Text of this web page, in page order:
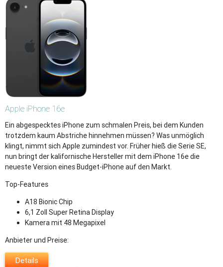
Apple iPhone 16e
Ein abgespecktes iPhone zum schmalen Preis, bei dem Kunden
trotzdem kaum Abstriche hinnehmen müssen? Was unmöglich
klingt, nimmt sich Apple zumindest vor. Früher hieß die Serie SE,
nun bringt der kalifornische Hersteller mit dem iPhone 16e die
neueste Version eines Budget-iPhone auf den Markt.
Top-Features
A18 Bionic Chip
6,1 Zoll Super Retina Display
Kamera mit 48 Megapixel
Anbieter und Preise:
Details